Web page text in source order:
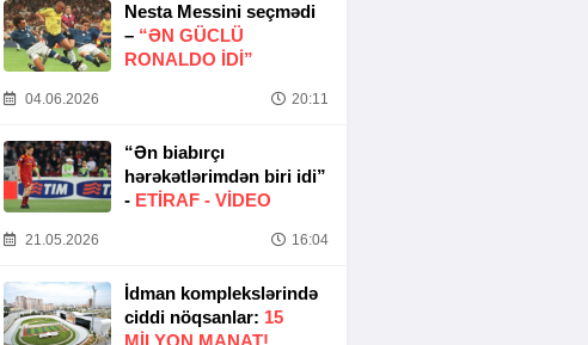
Nesta Messini seçmədi
– “ƏN GÜCLÜ
RONALDO IDI”
04.06.2026 20:11
“Ən biabırçı
hərəkətlərimdən biri idi”
- ETIRAF - VİDEO
21.05.2026 16:04
İdman komplekslərində
ciddi nöqsanlar: 15
MILYON MANAT!